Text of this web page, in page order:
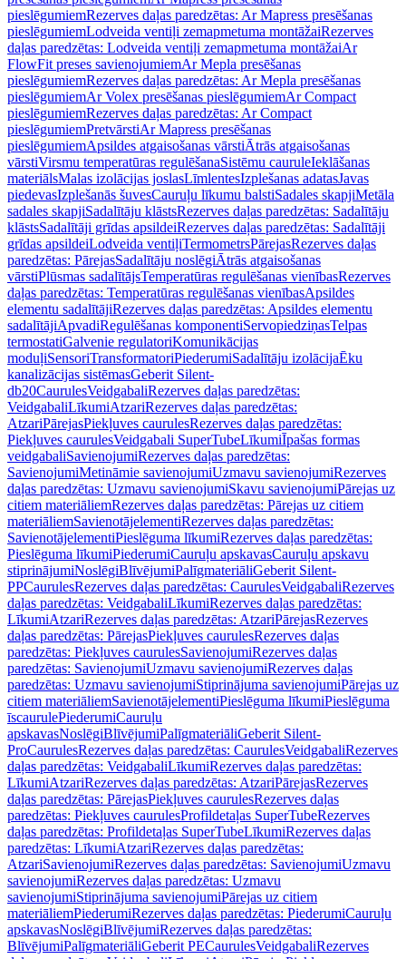
pieslēgumiemRezerves daļas paredzētas: Ar Mapress presēšanas
pieslēgumiemLodveida ventiļi zemapmetuma montāžaiRezerves
daļas paredzētas: Lodveida ventiļi zemapmetuma montāžaiAr
FlowFit preses savienojumiemAr Mepla presēšanas
pieslēgumiemRezerves daļas paredzētas: Ar Mepla presēšanas
pieslēgumiemAr Volex presēšanas pieslēgumiemAr Compact
pieslēgumiemRezerves daļas paredzētas: Ar Compact
pieslēgumiemPretvārstiAr Mapress presēšanas
pieslēgumiemApsildes atgaisošanas vārstiĀtrās atgaisošanas
vārstiVirsmu temperatūras regulēšanaSistēmu cauruleIeklāšanas
materiālsMalas izolācijas joslasLīmlentesIzplešanas adatasJavas
piedevasIzplešanās šuvesCauruļu līkumu balstiSadales skapjiMetāla
sadales skapjiSadalītāju klāstsRezerves daļas paredzētas: Sadalītāju
klāstsSadalītāji grīdas apsildeiRezerves daļas paredzētas: Sadalītāji
grīdas apsildeiLodveida ventiļiTermometrsPārejasRezerves daļas
paredzētas: PārejasSadalītāju noslēgiĀtrās atgaisošanas
vārstiPlūsmas sadalītājsTemperatūras regulēšanas vienībasRezerves
daļas paredzētas: Temperatūras regulēšanas vienībasApsildes
elementu sadalītājiRezerves daļas paredzētas: Apsildes elementu
sadalītājiApvadiRegulēšanas komponentiServopiedziņasTelpas
termostatiGalvenie regulatoriKomunikācijas
moduļiSensoriTransformatoriPiederumiSadalītāju izolācijaĒku
kanalizācijas sistēmasGeberit Silent-
db20CaurulesVeidgabaliRezerves daļas paredzētas:
VeidgabaliLīkumiAtzariRezerves daļas paredzētas:
AtzariPārejasPiekļuves caurulesRezerves daļas paredzētas:
Piekļuves caurulesVeidgabali SuperTubeLīkumiĪpašas formas
veidgabaliSavienojumiRezerves daļas paredzētas:
SavienojumiMetināmie savienojumiUzmavu savienojumiRezerves
daļas paredzētas: Uzmavu savienojumiSkavu savienojumiPārejas uz
citiem materiāliemRezerves daļas paredzētas: Pārejas uz citiem
materiāliemSavienotājelementiRezerves daļas paredzētas:
SavienotājelementiPieslēguma līkumiRezerves daļas paredzētas:
Pieslēguma līkumiPiederumiCauruļu apskavasCauruļu apskavu
stiprinājumiNoslēgiBlīvējumiPalīgmateriāliGeberit Silent-
PPCaurulesRezerves daļas paredzētas: CaurulesVeidgabaliRezerves
daļas paredzētas: VeidgabaliLīkumiRezerves daļas paredzētas:
LīkumiAtzariRezerves daļas paredzētas: AtzariPārejasRezerves
daļas paredzētas: PārejasPiekļuves caurulesRezerves daļas
paredzētas: Piekļuves caurulesSavienojumiRezerves daļas
paredzētas: SavienojumiUzmavu savienojumiRezerves daļas
paredzētas: Uzmavu savienojumiStiprinājuma savienojumiPārejas uz
citiem materiāliemSavienotājelementiPieslēguma līkumiPieslēguma
īscaurulePiederumiCauruļu
apskavasNoslēgiBlīvējumiPalīgmateriāliGeberit Silent-
ProCaurulesRezerves daļas paredzētas: CaurulesVeidgabaliRezerves
daļas paredzētas: VeidgabaliLīkumiRezerves daļas paredzētas:
LīkumiAtzariRezerves daļas paredzētas: AtzariPārejasRezerves
daļas paredzētas: PārejasPiekļuves caurulesRezerves daļas
paredzētas: Piekļuves caurulesProfildetaļas SuperTubeRezerves
daļas paredzētas: Profildetaļas SuperTubeLīkumiRezerves daļas
paredzētas: LīkumiAtzariRezerves daļas paredzētas:
AtzariSavienojumiRezerves daļas paredzētas: SavienojumiUzmavu
savienojumiRezerves daļas paredzētas: Uzmavu
savienojumiStiprinājuma savienojumiPārejas uz citiem
materiāliemPiederumiRezerves daļas paredzētas: PiederumiCauruļu
apskavasNoslēgiBlīvējumiRezerves daļas paredzētas:
BlīvējumiPalīgmateriāliGeberit PECaurulesVeidgabaliRezerves